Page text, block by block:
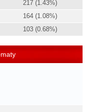
217 (1.43%)
164 (1.08%)
103 (0.68%)